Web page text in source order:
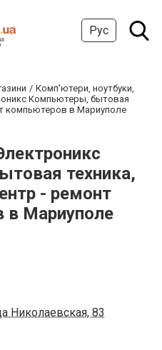
Рус
Комп'ютери, ноутбуки,
Компьютеры, бытовая
компьютеров в Мариуполе
техника,
- ремонт
в Мариуполе
Николаевская, 83